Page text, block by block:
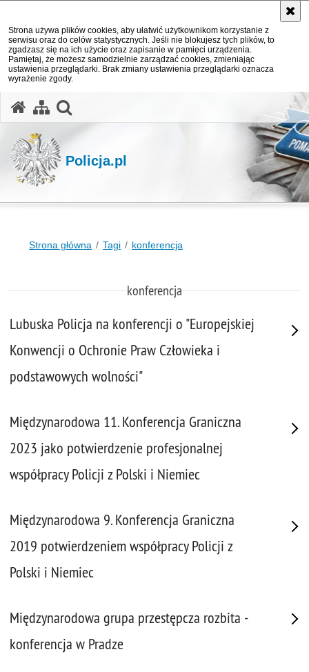
Strona używa plików cookies, aby ułatwić użytkownikom korzystanie z
serwisu oraz do celów statystycznych. Jeśli nie blokujesz tych plików, to
zgadzasz się na ich użycie oraz zapisanie w pamięci urządzenia.
Pamiętaj, że możesz samodzielnie zarządzać cookies, zmieniając
ustawienia przeglądarki. Brak zmiany ustawienia przeglądarki oznacza
wyrażenie zgody.
Policja.pl
Strona główna Tagi konferencja
konferencja
Lubuska Policja na konferencji o "Europejskiej
Konwencji o Ochronie Praw Człowieka i
podstawowych wolności"
Międzynarodowa 11. Konferencja Graniczna
2023 jako potwierdzenie profesjonalnej
współpracy Policji z Polski i Niemiec
Międzynarodowa 9. Konferencja Graniczna
2019 potwierdzeniem współpracy Policji z
Polski i Niemiec
Międzynarodowa grupa przestępcza rozbita -
konferencja w Pradze